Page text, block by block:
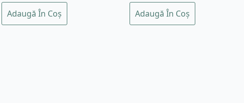
Adaugă În Coș Adaugă În Coș